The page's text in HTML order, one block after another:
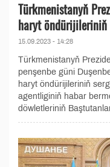
Türkmenistanyň
haryt öndürijileriniň
15.09.2023 - 14:28
Türkmenistanyň
penşenbe güni
haryt öndürijileriniň
agentliginiň habar
döwletleriniň